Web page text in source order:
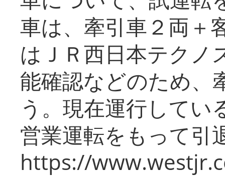
車は、牽引車２両＋
はＪＲ西日本テクノ
能確認などのため、
う。現在運行してい
営業運転をもって引
https://